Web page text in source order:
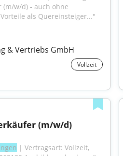
als Quereinsteiger..."
& Vertriebs GmbH
Vollzeit
(m/w/d)
| Vertragsart: Vollzeit,